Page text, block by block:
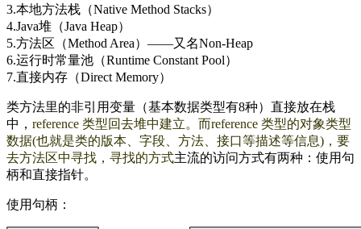
3.本地方法栈（Native Method Stacks）
4.Java堆（Java Heap）
5.方法区（Method Area）——又名Non-Heap
6.运行时常量池（Runtime Constant Pool）
7.直接内存（Direct Memory）
类方法里的非引用变量（基本数据类型有8种）直接放在栈
中， reference 类型回去堆中建立。而reference 类型的对象类型
数据(也就是类的版本、字段、方法、接口等描述等信息)，要
去方法区中寻找，寻找的方式主流的访问方式有两种：使用句
柄和直接指针。
使用句柄：